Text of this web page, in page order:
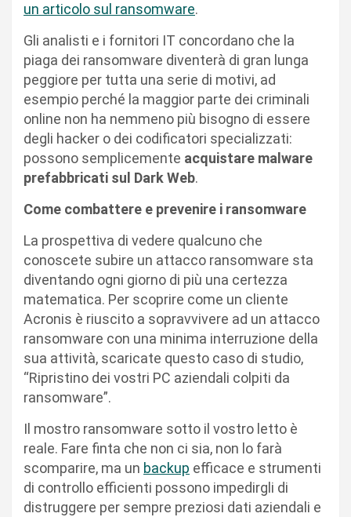
un articolo sul ransomware.
Gli analisti e i fornitori IT concordano che la
piaga dei ransomware diventerà di gran lunga
peggiore per tutta una serie di motivi, ad
esempio perché la maggior parte dei criminali
online non ha nemmeno più bisogno di essere
degli hacker o dei codificatori specializzati:
possono semplicemente acquistare malware
prefabbricati sul Dark Web.
Come combattere e prevenire i ransomware
La prospettiva di vedere qualcuno che
conoscete subire un attacco ransomware sta
diventando ogni giorno di più una certezza
matematica. Per scoprire come un cliente
Acronis è riuscito a sopravvivere ad un attacco
ransomware con una minima interruzione della
sua attività, scaricate questo caso di studio,
“Ripristino dei vostri PC aziendali colpiti da
ransomware”.
Il mostro ransomware sotto il vostro letto è
reale. Fare finta che non ci sia, non lo farà
scomparire, ma un backup efficace e strumenti
di controllo efficienti possono impedirgli di
distruggere per sempre preziosi dati aziendali e